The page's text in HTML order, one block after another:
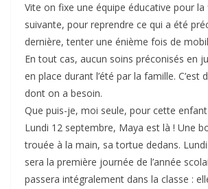
Vite on fixe une équipe éducative pour
suivante, pour reprendre ce qui a été
dernière, tenter une énième fois de
En tout cas, aucun soins préconisés en
en place durant l’été par la famille. C’est
dont on a besoin.
Que puis-je, moi seule, pour cette
Lundi 12 septembre, Maya est là ! Une
trouée à la main, sa tortue dedans.
sera la première journée de l’année
passera intégralement dans la classe :